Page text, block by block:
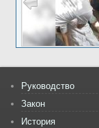
Руководство
Закон
История